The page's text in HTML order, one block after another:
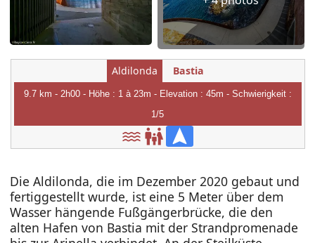
Aldilonda Bastia
9.7 km - 2h00 - Höhe : 1 à 23m - Elevation : 45m - Schwierigkeit :
1/5
Die Aldilonda, die im Dezember 2020 gebaut und
fertiggestellt wurde, ist eine 5 Meter über dem
Wasser hängende Fußgängerbrücke, die den
alten Hafen von Bastia mit der Strandpromenade